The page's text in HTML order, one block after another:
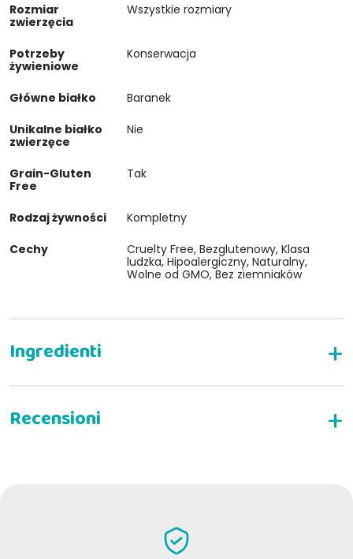
Rozmiar
zwierzęcia
Wszystkie rozmiary
Potrzeby
żywieniowe
Konserwacja
Główne białko
Baranek
Unikalne białko
zwierzęce
Nie
Grain-Gluten
Free
Tak
Rodzaj żywności
Kompletny
Cechy
Cruelty Free, Bezglutenowy, Klasa
ludzka, Hipoalergiczny, Naturalny,
Wolne od GMO, Bez ziemniaków